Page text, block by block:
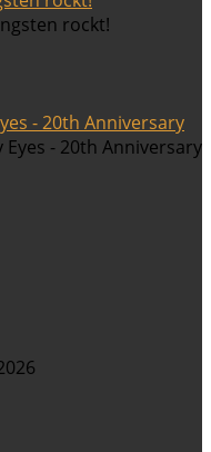
- 20th Anniversary